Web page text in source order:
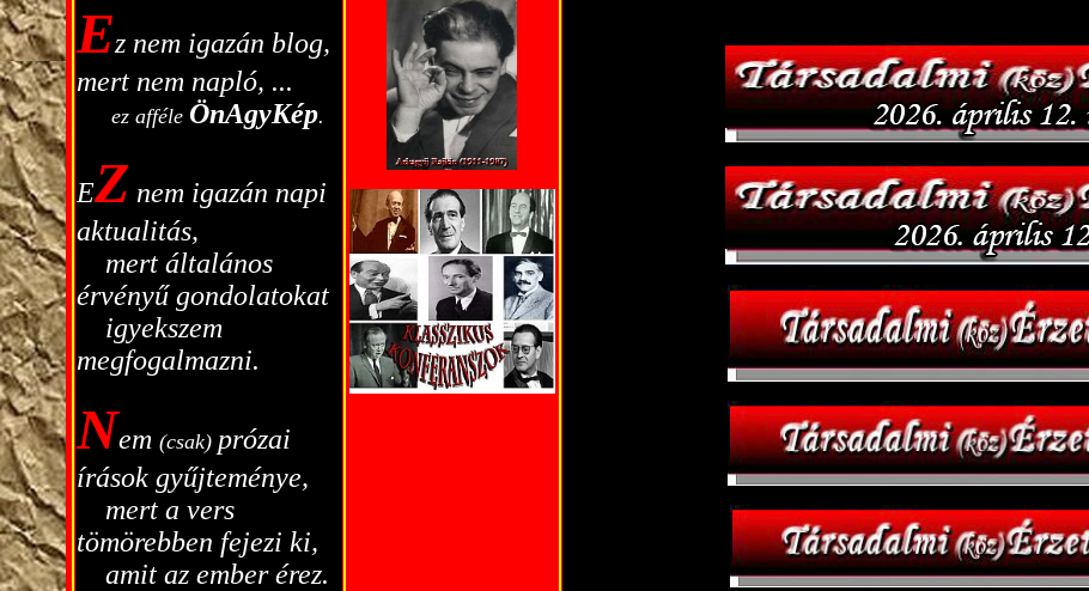
Ez nem igazán blog,
mert nem napló, ...
ez afféle ÖnAgyKép.
EZ nem igazán napi
aktualitás,
mert általános
érvényű gondolatokat
igyekszem
megfogalmazni.
Nem (csak) prózai
írások gyűjteménye,
mert a vers
tömörebben fejezi ki,
amit az ember érez.